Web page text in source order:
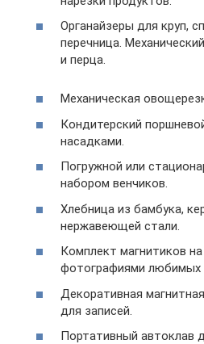
Органайзеры для круп,
перечница.
и перца.
Механическая
Кондитерский
насадками.
Погружной или
набором венчиков.
Хлебница из бамбука,
нержавеющей стали.
Комплект магнитиков
фотографиями любимых
Декоративная
для записей.
Портативный автоклав